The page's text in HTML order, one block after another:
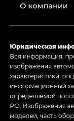
О компании
Юридическая
Вся информация,
изображения
характеристики,
информационный
определяемой
РФ. Изображения
моделей, часть